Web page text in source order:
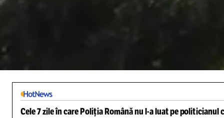
Cele 7 zile în care Poliția Română nu l-a luat pe